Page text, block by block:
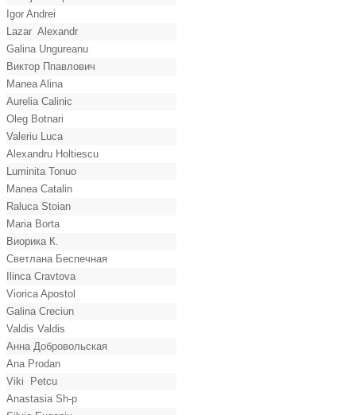
Igor Andrei
Lazar Alexandr
Galina Ungureanu
Виктор Ппавлович
Manea Alina
Aurelia Calinic
Oleg Botnari
Valeriu Luca
Alexandru Holtiescu
Luminita Tonuo
Manea Catalin
Raluca Stoian
Maria Borta
Виорика К.
Светлана Беспечная
Ilinca Cravtova
Viorica Apostol
Galina Creciun
Valdis Valdis
Анна Добровольская
Ana Prodan
Viki Petcu
Anastasia Sh-p